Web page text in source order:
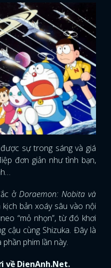
x
sự trong sáng và giá
đơn giản như tình bạn,
ở Doraemon: Nobita và
kịch bản xoáy sâu vào nội
“mỏ nhọn”, từ đó khơi
cậu cùng Shizuka. Đây là
phim lần này.
về DienAnh.Net.